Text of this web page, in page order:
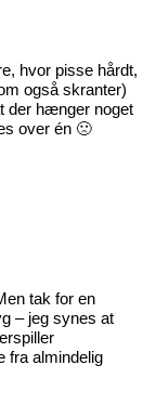
hvor pisse hårdt,
også skranter)
der hænger noget
over én 🙁
tak for en
– jeg synes at
fra almindelig